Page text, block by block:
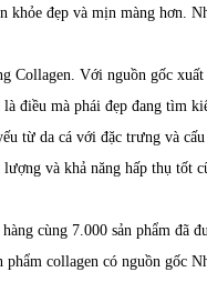
khỏe đẹp và mịn màng hơn.
Collagen. Với nguồn gốc
điều mà phái đẹp đang tìm
từ da cá với đặc trưng và
và khả năng hấp thụ tốt
cùng 7.000 sản phẩm đã
phẩm collagen có nguồn gốc